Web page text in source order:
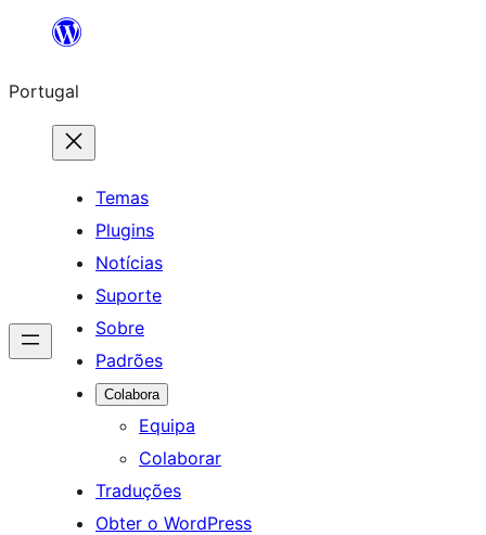
Saltar
o
conteúdo
Portugal
Temas
Plugins
Notícias
Suporte
Sobre
Padrões
Colabora
Equipa
Colaborar
Traduções
Obter o WordPress